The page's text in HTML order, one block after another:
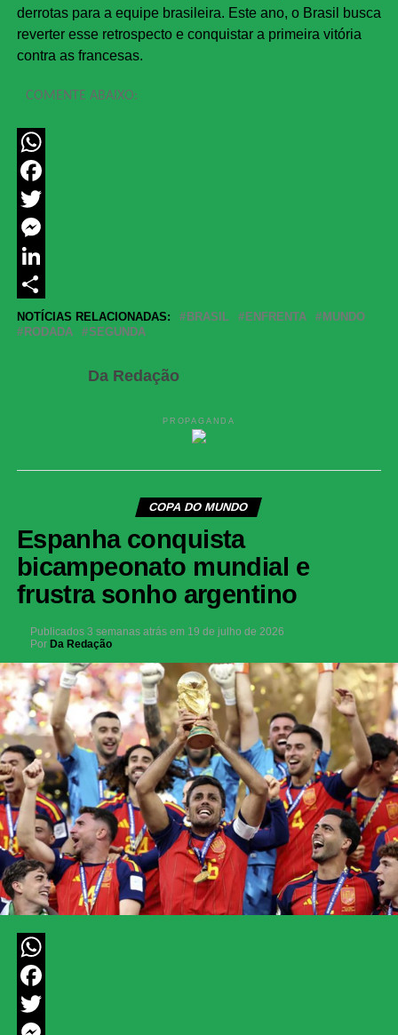
derrotas para a equipe brasileira. Este ano, o Brasil busca
reverter esse retrospecto e conquistar a primeira vitória
contra as francesas.
COMENTE ABAIXO:
WhatsApp
Facebook
Twitter
Messenger
LinkedIn
Share
NOTÍCIAS RELACIONADAS: BRASIL ENFRENTA
MUNDO
RODADA
SEGUNDA
Da Redação
PROPAGANDA
COPA DO MUNDO
Espanha conquista
bicampeonato mundial e
frustra sonho argentino
Publicados 3 semanas atrás em 19 de julho de 2026
Por Da Redação
WhatsApp
Facebook